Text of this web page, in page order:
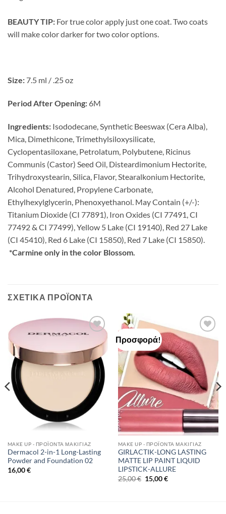
BEAUTY TIP: For true color apply just one coat. Two coats
will make color darker for two color options.
Size: 7.5 ml / .25 oz
Period After Opening: 6M
Ingredients: Isododecane, Synthetic Beeswax (Cera Alba),
Mica, Dimethicone, Trimethylsiloxysilicate,
Cyclopentasiloxane, Petrolatum, Polybutene, Ricinus
Communis (Castor) Seed Oil, Disteardimonium Hectorite,
Trihydroxystearin, Silica, Flavor, Stearalkonium Hectorite,
Alcohol Denatured, Propylene Carbonate,
Ethylhexylglycerin, Phenoxyethanol. May Contain (+/-):
Titanium Dioxide (CI 77891), Iron Oxides (CI 77491, CI
77492 & CI 77499), Yellow 5 Lake (CI 19140), Red 27 Lake
(CI 45410), Red 6 Lake (CI 15850), Red 7 Lake (CI 15850).
*Carmine only in the color Blossom.
ΣΧΕΤΙΚΆ ΠΡΟΪΌΝΤΑ
Wishlist
MAKE UP - ΠΡΟΪΌΝΤΑ ΜΑΚΙΓΙΆΖ
Dermacol 2-in-1 Long-Lasting
Powder and Foundation 02
16,00€
Προσφορά!
Add to
Wishlist
MAKE UP - ΠΡΟΪΌΝΤΑ ΜΑΚΙΓΙΆΖ
GIRLACTIK-LONG LASTING
MATTE LIP PAINT LIQUID
LIPSTICK-ALLURE
25,00€ Original
price
15,00€Η